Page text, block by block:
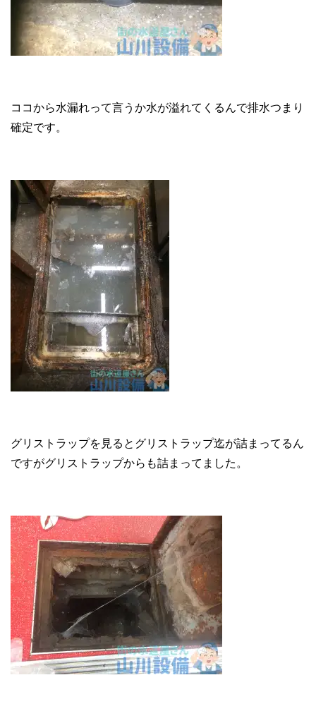
ココから水漏れって言うか水が溢れてくるんで排水つまり
確定です。
グリストラップを見るとグリストラップ迄が詰まってるん
ですがグリストラップからも詰まってました。